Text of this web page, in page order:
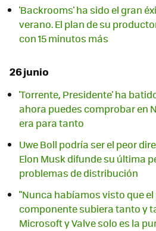
'Backrooms' ha sido el gran
verano. El plan de su
con 15 minutos más
26 junio
'Torrente, Presidente' ha
ahora puedes comprobar en
era para tanto
Uwe Boll podría ser el peor
Elon Musk difunde su última
problemas de distribución
"Nunca habíamos visto que el
componente subiera tanto y
Microsoft y Valve solo es la